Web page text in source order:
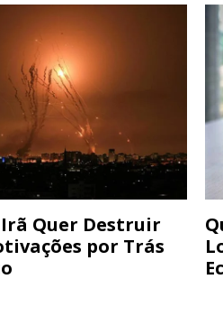
Quer Destruir
por Trás